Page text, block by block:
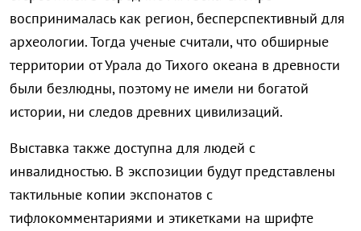
воспринималась как регион, бесперспективный для
археологии. Тогда ученые считали, что обширные
территории от Урала до Тихого океана в древности
были безлюдны, поэтому не имели ни богатой
истории, ни следов древних цивилизаций.
Выставка также доступна для людей с
инвалидностью. В экспозиции будут представлены
тактильные копии экспонатов с
тифлокомментариями и этикетками на шрифте